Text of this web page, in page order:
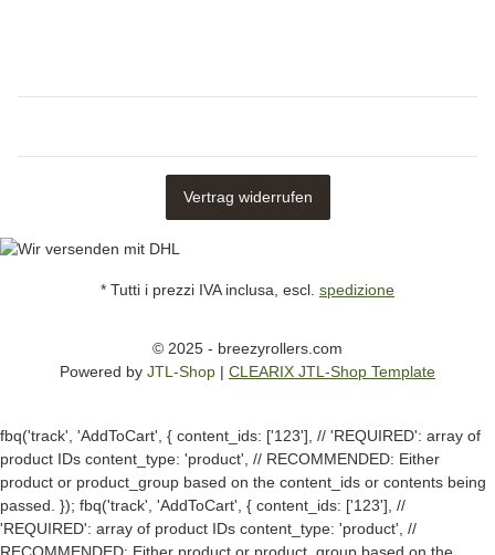
Vertrag widerrufen
* Tutti i prezzi IVA inclusa, escl. spedizione
© 2025 - breezyrollers.com
Powered by JTL-Shop | CLEARIX JTL-Shop Template
fbq('track', 'AddToCart', { content_ids: ['123'], // 'REQUIRED': array of
product IDs content_type: 'product', // RECOMMENDED: Either
product or product_group based on the content_ids or contents being
passed. }); fbq('track', 'AddToCart', { content_ids: ['123'], //
'REQUIRED': array of product IDs content_type: 'product', //